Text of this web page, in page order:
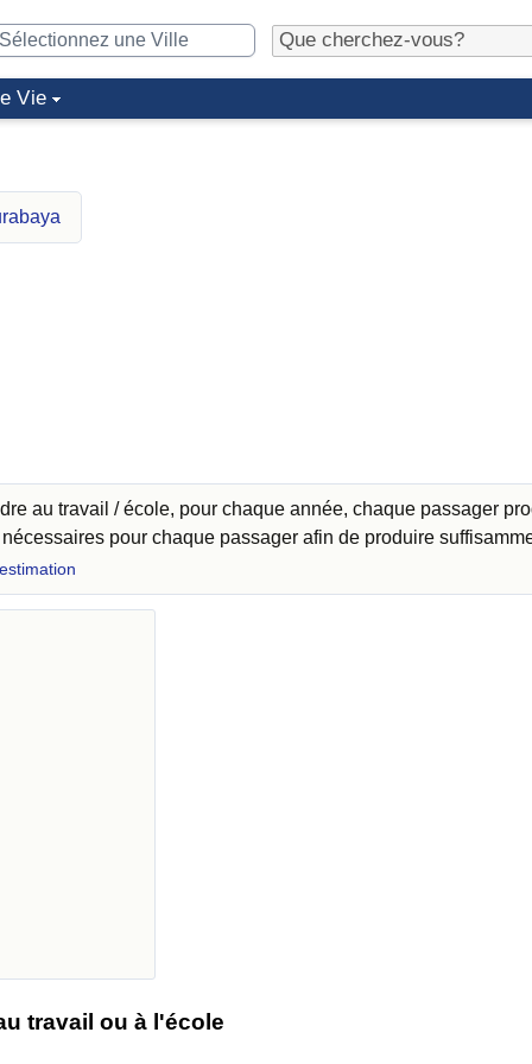
Vie
au travail / école, pour chaque année, chaque passager
pour chaque passager afin de produire
travail ou à l'école